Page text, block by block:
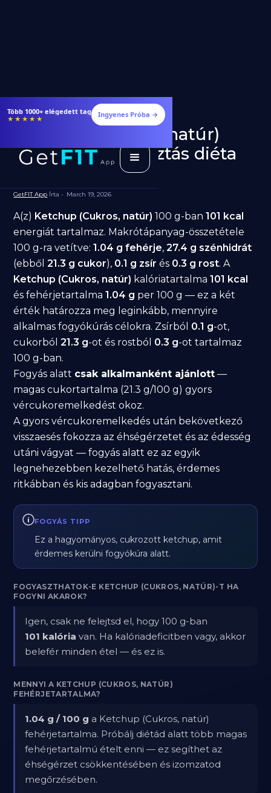
Több 1000+ elégedett tag
★★★★★ Ingyenes Próba →
Ketchup (Cukros, natúr)
fogyásra: jó választás diéta
GetFIT App Írta - March 19, 2026
A(z) Ketchup (Cukros, natúr) 100 g-ban101 kcal
energiát tartalmaz. Makrótápanyag-összetétele
100 g-ra vetítve:1.04 g fehérje,27.4 g szénhidrát
(ebből21.3 g cukor), 0.1 g zsír és 0.3 g rost. A
Ketchup (Cukros, natúr) kalóriatartalma101 kcal
és fehérjetartalma1.04 g per 100 g — ez a két
érték határozza meg leginkább, mennyire
alkalmas fogyókúrás célokra. Zsírból 0.1 g-ot,
cukorból21.3 g-ot és rostból 0.3 g-ot tartalmaz
100 g-ban.
Fogyás alatt csak alkalmanként ajánlott —
magas cukortartalma (21.3 g/100 g) gyors
vércukoremelkedést okoz.
A gyors vércukoremelkedés után bekövetkező
visszaesés fokozza az éhségérzetet és az édesség
utáni vágyat — fogyás alatt ez az egyik
legnehezebben kezelhető hatás, érdemes
ritkábban és kis adagban fogyasztani.
FOGYÁS TIPP
Ez a hagyományos, cukrozott ketchup, amit
érdemes kerülni fogyókúra alatt.
FOGYASZTHATOK-E KETCHUP (CUKROS, NATÚR)-T HA
FOGYNI AKAROK?
Igen, csak ne felejtsd el, hogy 100 g-ban
101 kalória van. Ha kalóriadeficitben vagy, akkor
belefér minden étel — és ez is.
MENNYI A KETCHUP (CUKROS, NATÚR)
FEHÉRJETARTALMA?
1.04 g / 100 g a Ketchup (Cukros, natúr)
fehérjetartalma. Próbálj diétád alatt több magas
fehérjetartalmú ételt enni — ez segíthet az
éhségérzet csökkentésében és izomzatod
megőrzésében.